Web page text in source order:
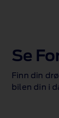
Se
Finn din
bilen din i